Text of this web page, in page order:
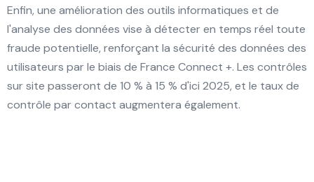
Enfin, une amélioration des outils informatiques et de
l'analyse des données vise à détecter en temps réel toute
fraude potentielle, renforçant la sécurité des données des
utilisateurs par le biais de France Connect +. Les contrôles
sur site passeront de 10 % à 15 % d'ici 2025, et le taux de
contrôle par contact augmentera également.